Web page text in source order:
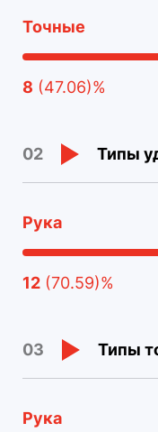
Точные
8 (47.06)%
02 Типы
Рука
12 (70.59)%
03 Типы
Рука